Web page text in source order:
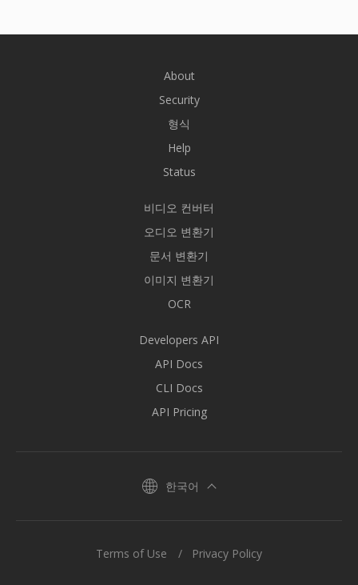
About
Security
형식
Help
Status
비디오 컨버터
오디오 변환기
문서 변환기
이미지 변환기
OCR
Developers API
API Docs
CLI Docs
API Pricing
한국어
Terms of Use Privacy Policy